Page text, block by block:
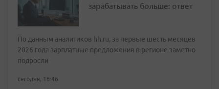
зарабатывать больше: ответ
По данным аналитиков hh.ru, за первые шесть месяцев
2026 года зарплатные предложения в регионе заметно
подросли
сегодня, 16:46